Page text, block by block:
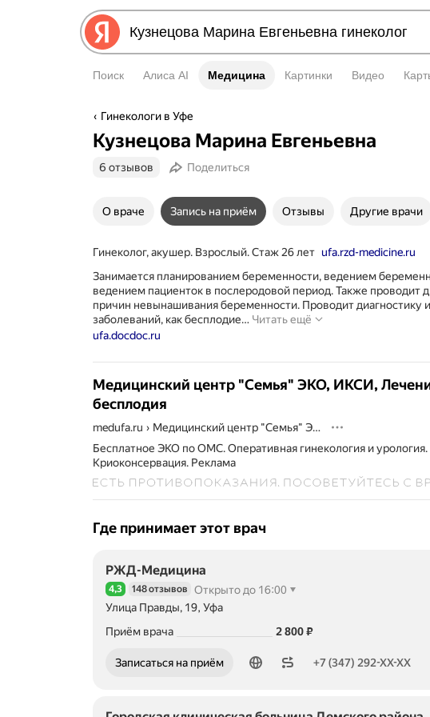
Поиск Алиса AI Медицина
Медицина Картинки Видео
Гинекологи в Уфе
Кузнецова Марина Евгеньевна
6 отзывов Поделиться
О враче Запись на приём Отзывы Другие врачи
Гинеколог, акушер. Взрослый. Стаж 26 лет ufa.rzd-medicine.ru
Занимается планированием беременности, ведением
ведением пациенток в послеродовой период. Также проводит
причин невынашивания беременности. Проводит диагностику
заболеваний, как бесплодие… Читать ещё
ведением
и
в
период.
таких
ufa.docdoc.ru
Медицинский центр "Семья" ЭКО, ИКСИ,
бесплодия
medufa.ru › Медицинский центр "Семья" ЭКО, ИКСИ, Лечение бесплодия
Бесплатное ЭКО по ОМС. Оперативная гинекология и урология.
Криоконсервация. Реклама
Где принимает этот врач
РЖД-Медицина
Рейтинг 4,3 из 5
4,3 148 отзывов
Открыто до 16:00
Улица Правды, 19, Уфа
Приём врача
Цена
2800
2 800 ₽
Записаться на приём
Номер телефона: +73472927007 +7 (347) 292-XX-XX